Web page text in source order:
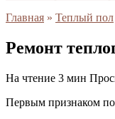
Главная » Теплый пол
Ремонт
На чтение 3 мин
Первым признаком